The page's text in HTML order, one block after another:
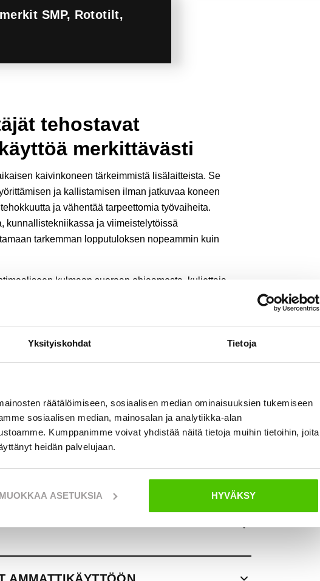
Yksityiskohdat Tietoja
räätälöimiseen, sosiaalisen median ominaisuuksien tukemiseen
sosiaalisen median, mainosalan ja analytiikka-alan
Kumppanimme voivat yhdistää näitä tietoja muihin tietoihin, joita
heidän palvelujaan.
MUOKKAA ASETUKSIA HYVÄKSY
SMP, Rototilt,
tehostavat
merkittävästi
kaivinkoneen tärkeimmistä lisälaitteista. Se
ja kallistamisen ilman jatkuvaa koneen
ja vähentää tarpeettomia työvaiheita.
kunnallistekniikassa ja viimeistelytöissä
tarkemman lopputuloksen nopeammin kuin
kulmaan suoraan ohjaamosta, kuljettaja
ON SUOSITTU LISÄLAITE?
YLEISIMMÄT KÄYTTÖKOHTEET